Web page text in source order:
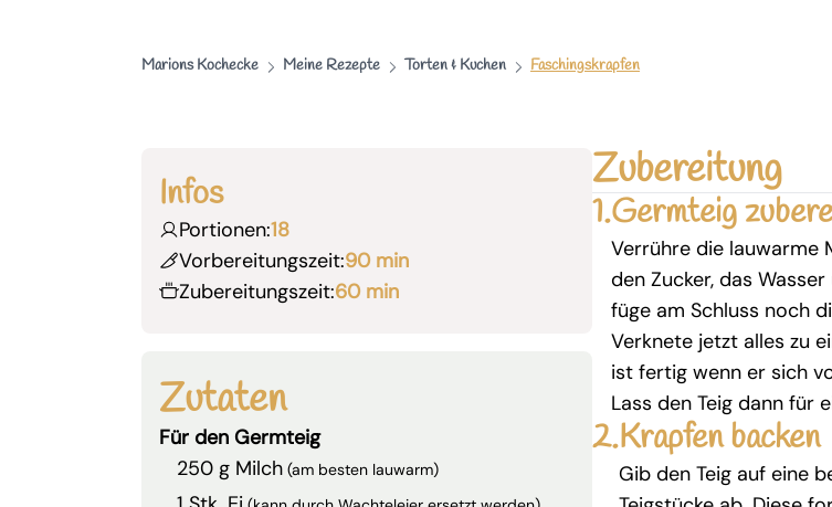
Marions Kochecke Meine Rezepte Torten & Kuchen Faschingskrapfen
Infos
Portionen:18
Vorbereitungszeit:90 min
Zubereitungszeit:60 min
Zutaten
Für den Germteig
250 g Milch (am besten lauwarm)
Zubereitung
1.Germteig
Verrühre die lauwarme
den Zucker, das
füge am Schluss noch
Verknete jetzt alles zu
ist fertig wenn er sich
Lass den Teig dann für
2.Krapfen backen
Gib den Teig auf eine